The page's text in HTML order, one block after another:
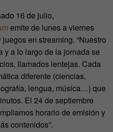
16 de julio,
emite de lunes a viernes
en streaming. “Nuestro
y a lo largo de la jornada se
llamados lentejas. Cada
diferente (ciencias,
lengua, música…) que
El 24 de septiembre
horario de emisión y
contenidos”.